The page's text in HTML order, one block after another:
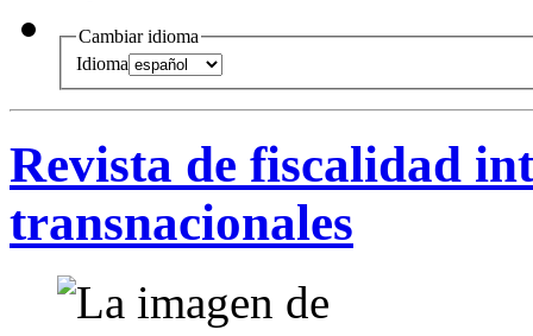
Cambiar idioma
Idioma
Revista de fiscalidad
transnacionales